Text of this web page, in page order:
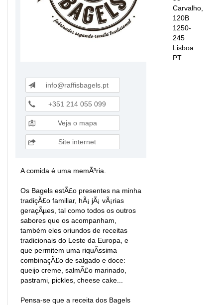
Carvalho,
120B
1250-
245
Lisboa
PT
info@raffisbagels.pt
+351 214 055 099
Veja o mapa
Site internet
A comida é uma memÃ³ria.
Os Bagels estÃ£o presentes na minha
tradiçÃ£o familiar, hÃ¡ jÃ¡ vÃ¡rias
geraçÃµes, tal como todos os outros
sabores que os acompanham,
também eles oriundos de receitas
tradicionais do Leste da Europa, e
que permitem uma riquÃ­ssima
combinaçÃ£o de salgado e doce:
queijo creme, salmÃ£o marinado,
pastrami, pickles, cheese cake...
Pensa-se que a receita dos Bagels